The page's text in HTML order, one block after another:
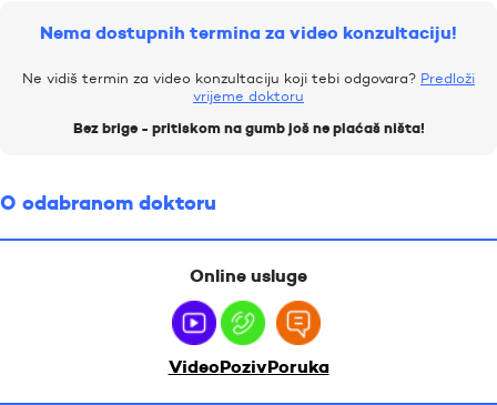
Nema dostupnih termina za video konzultaciju!
Ne vidiš termin za video konzultaciju koji tebi odgovara? Predloži
vrijeme doktoru
Bez brige - pritiskom na gumb još ne plaćaš ništa!
O odabranom doktoru
Online usluge
VideoPozivPoruka